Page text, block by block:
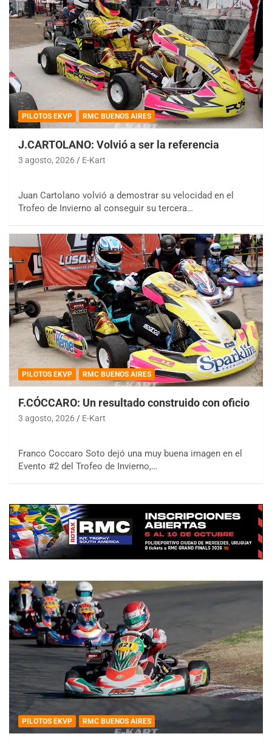
PILOTOS EKVP RMC BUENOS AIRES
J.CARTOLANO: Volvió a ser la referencia
3 agosto, 2026 E-Kart
Juan Cartolano volvió a demostrar su velocidad en el
Trofeo de Invierno al conseguir su tercera…
PILOTOS EKVP RMC BUENOS AIRES
F.CÓCCARO: Un resultado construido con oficio
3 agosto, 2026 E-Kart
Franco Coccaro Soto dejó una muy buena imagen en el
Evento #2 del Trofeo de Invierno,…
PILOTOS EKVP RMC BUENOS AIRES